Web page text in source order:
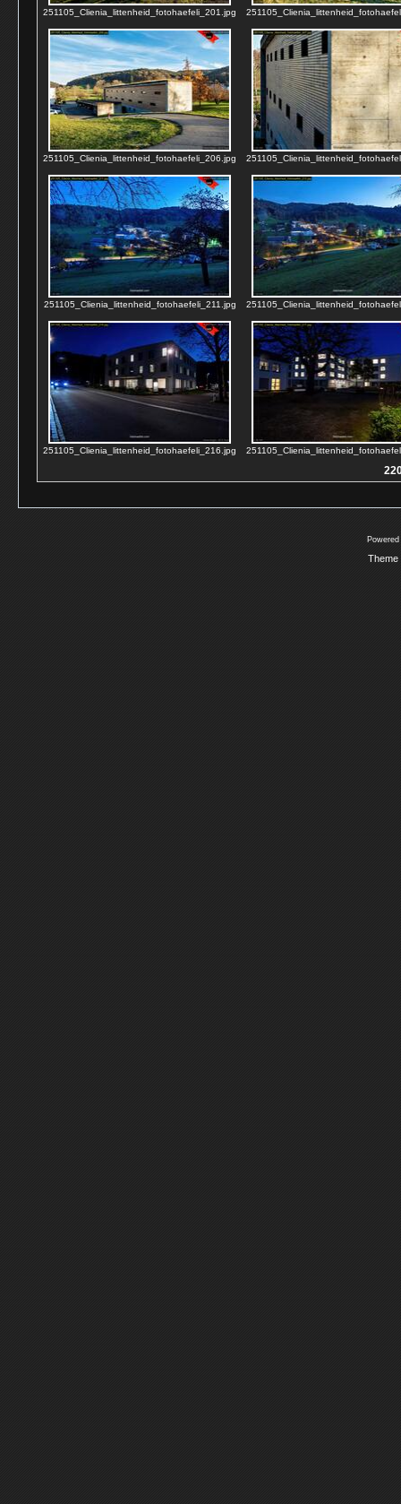
251105_Clienia_littenheid_fotohaefeli_201.jpg
251105_Clienia_littenheid_fotohaefeli_206.jpg
251105_Clienia_littenheid_fotohaefeli_211.jpg
251105_Clienia_littenheid_fotohaefeli_216.jpg
Theme